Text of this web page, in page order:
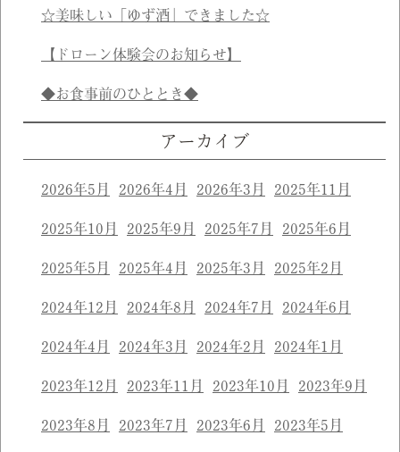
☆美味しい「ゆず酒」できました☆
【ドローン体験会のお知らせ】
◆お食事前のひととき◆
アーカイブ
2026年5月 2026年4月 2026年3月 2025年11月
2025年10月 2025年9月 2025年7月 2025年6月
2025年5月 2025年4月 2025年3月 2025年2月
2024年12月 2024年8月 2024年7月 2024年6月
2024年4月 2024年3月 2024年2月 2024年1月
2023年12月 2023年11月 2023年10月 2023年9月
2023年8月 2023年7月 2023年6月 2023年5月